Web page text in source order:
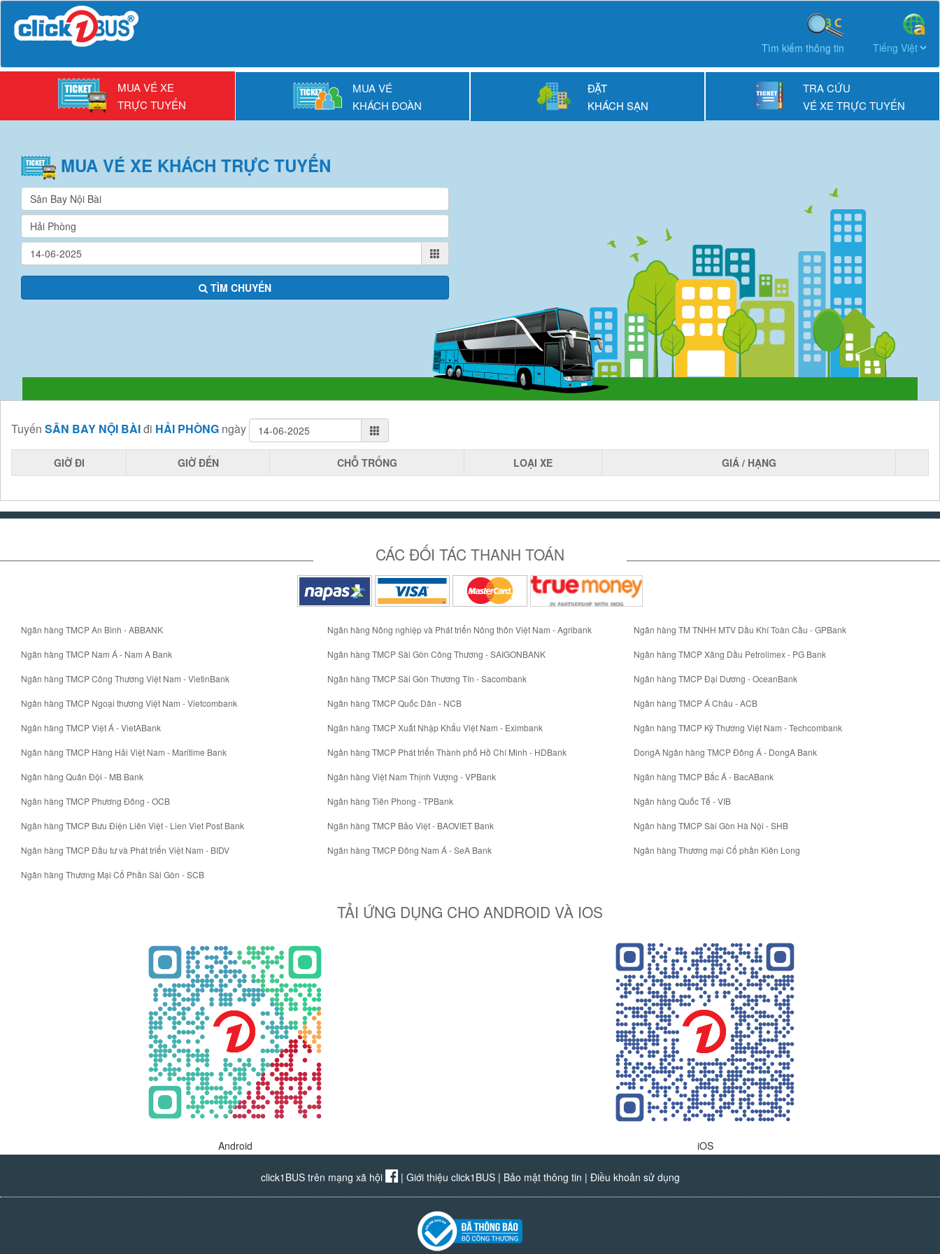
Tìm kiếm thông tin
MUA VÉ XE
TRỰC TUYẾN
MUA VÉ
KHÁCH ĐOÀN
ĐẶT
KHÁCH SẠN
TRA CỨU
VÉ XE TRỰC TUYẾN
MUA VÉ XE KHÁCH TRỰC TUYẾN
TÌM CHUYẾN
Tuyến SÂN BAY NỘI BÀIđi HẢI PHÒNG ngày
GIỜ ĐI GIỜ ĐẾN CHỖ TRỐNG LOẠI XE GIÁ / HẠNG
CÁC ĐỐI TÁC THANH TOÁN
Ngân hàng TMCP An Bình - ABBANK
Ngân hàng TMCP Nam Á - Nam A Bank
Ngân hàng TMCP Công Thương Việt Nam - VietinBank
Ngân hàng TMCP Ngoại thương Việt Nam - Vietcombank
Ngân hàng TMCP Việt Á - VietABank
Ngân hàng TMCP Hàng Hải Việt Nam - Maritime Bank
Ngân hàng Quân Đội - MB Bank
Ngân hàng TMCP Phương Đông - OCB
Ngân hàng TMCP Bưu Điện Liên Việt - Lien Viet Post Bank
Ngân hàng TMCP Đầu tư và Phát triển Việt Nam - BIDV
Ngân hàng Thương Mại Cổ Phần Sài Gòn - SCB
Ngân hàng Nông nghiệp và Phát triển Nông thôn Việt Nam - Agribank
Ngân hàng TMCP Sài Gòn Công Thương - SAIGONBANK
Ngân hàng TMCP Sài Gòn Thương Tín - Sacombank
Ngân hàng TMCP Quốc Dân - NCB
Ngân hàng TMCP Xuất Nhập Khẩu Việt Nam - Eximbank
Ngân hàng TMCP Phát triển Thành phố Hồ Chí Minh - HDBank
Ngân hàng Việt Nam Thịnh Vượng - VPBank
Ngân hàng Tiên Phong - TPBank
Ngân hàng TMCP Bảo Việt - BAOVIET Bank
Ngân hàng TMCP Đông Nam Á - SeA Bank
Ngân hàng TM TNHH MTV Dầu Khí Toàn Cầu - GPBank
Ngân hàng TMCP Xăng Dầu Petrolimex - PG Bank
Ngân hàng TMCP Đại Dương - OceanBank
Ngân hàng TMCP Á Châu - ACB
Ngân hàng TMCP Kỹ Thương Việt Nam - Techcombank
DongA Ngân hàng TMCP Đông Á - DongA Bank
Ngân hàng TMCP Bắc Á - BacABank
Ngân hàng Quốc Tế - VIB
Ngân hàng TMCP Sài Gòn Hà Nội - SHB
Ngân hàng Thương mại Cổ phần Kiên Long
TẢI ỨNG DỤNG CHO ANDROID VÀ IOS
Android iOS
click1BUS trên mạng xã hội | Giới thiệu click1BUS| Bảo mật thông tin | Điều khoản sử dụng